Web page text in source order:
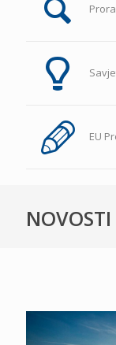
EU